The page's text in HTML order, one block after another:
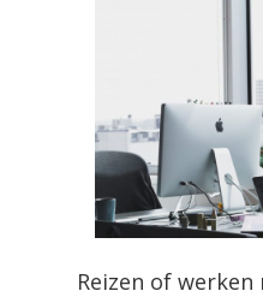
Reizen of werken